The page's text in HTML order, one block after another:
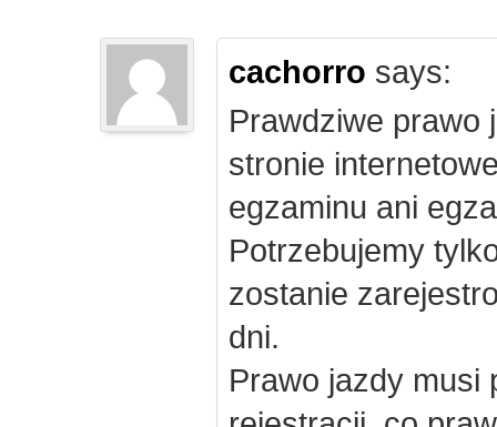
cachorro says:
Prawdziwe prawo
stronie
egzaminu ani
Potrzebujemy
zostanie
dni.
Prawo jazdy musi